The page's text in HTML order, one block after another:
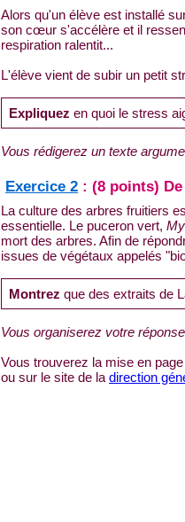
Alors qu'un élève est installé
son cœur s'accélère et il
respiration ralentit...
L'élève vient de subir un petit
Expliquez en quoi le stress
Vous rédigerez un texte
Exercice 2 : (8 points)
La culture des arbres fruitiers
essentielle. Le puceron vert,
mort des arbres. Afin de
issues de végétaux appelés
Montrez que des extraits de
Vous organiserez votre
Vous trouverez la mise en
ou sur le site de la direction